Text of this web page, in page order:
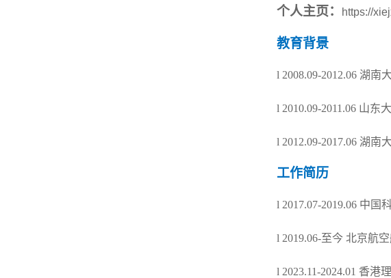
个人主页： https://
教育背景
l 2008.09-2012.06 湖南
l 2010.09-2011.06 山东
l 2012.09-2017.06 湖南
工作简历
l 2017.07-2019.06 中国
l 2019.06-至今 北京航
l 2023.11-2024.01 香港